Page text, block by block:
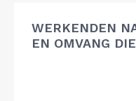
WERKENDEN
EN OMVANG